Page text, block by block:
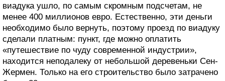
виадука ушло, по самым скромным подсчетам, не
менее 400 миллионов евро. Естественно, эти деньги
необходимо было вернуть, поэтому проезд по виадуку
сделали платным: пункт, где можно оплатить
«путешествие по чуду современной индустрии»,
находится неподалеку от небольшой деревеньки Сен-
Жермен. Только на его строительство было затрачено